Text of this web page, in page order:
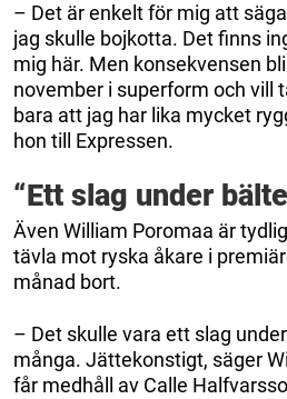
– Det är enkelt för mig att
jag skulle bojkotta. Det finns
mig här. Men konsekvensen
november i superform och vill
bara att jag har lika mycket
hon till Expressen.
“Ett slag under
Även William Poromaa är
tävla mot ryska åkare i
månad bort.
– Det skulle vara ett slag
många. Jättekonstigt, säger
får medhåll av Calle